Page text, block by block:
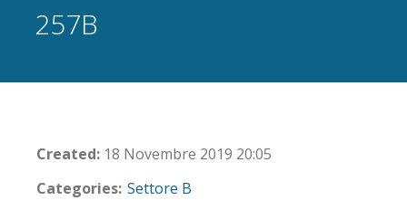
257B
Created: 18 Novembre 2019 20:05
Categories: Settore B